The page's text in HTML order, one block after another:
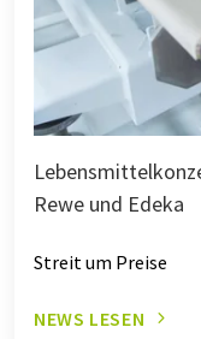
Rewe und Edeka
Streit um Preise
NEWS LESEN